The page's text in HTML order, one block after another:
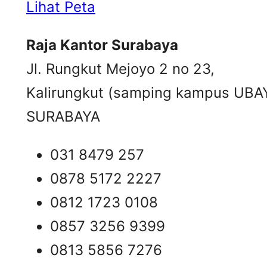
Lihat Peta
Raja Kantor Surabaya
Jl. Rungkut Mejoyo 2 no 23,
Kalirungkut (samping kampus
SURABAYA
031 8479 257
0878 5172 2227
0812 1723 0108
0857 3256 9399
0813 5856 7276